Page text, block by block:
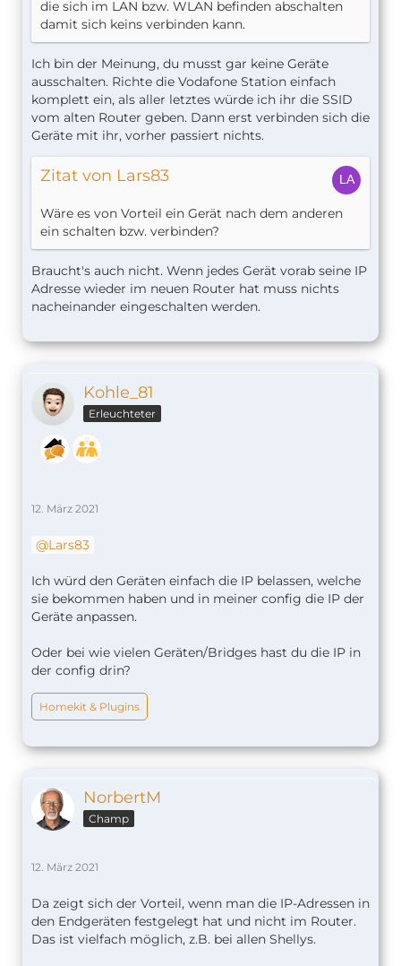
die sich im LAN bzw. WLAN befinden abschalten
damit sich keins verbinden kann.
Ich bin der Meinung, du musst gar keine Geräte
ausschalten. Richte die Vodafone Station einfach
komplett ein, als aller letztes würde ich ihr die SSID
vom alten Router geben. Dann erst verbinden sich die
Geräte mit ihr, vorher passiert nichts.
Zitat von Lars83
Wäre es von Vorteil ein Gerät nach dem anderen
ein schalten bzw. verbinden?
Braucht's auch nicht. Wenn jedes Gerät vorab seine IP
Adresse wieder im neuen Router hat muss nichts
nacheinander eingeschalten werden.
Kohle_81
Erleuchteter
12. März 2021
Lars83
Ich würd den Geräten einfach die IP belassen, welche
sie bekommen haben und in meiner config die IP der
Geräte anpassen.
Oder bei wie vielen Geräten/Bridges hast du die IP in
der config drin?
Homekit & Plugins
NorbertM
Champ
12. März 2021
Da zeigt sich der Vorteil, wenn man die IP-Adressen in
den Endgeräten festgelegt hat und nicht im Router.
Das ist vielfach möglich, z.B. bei allen Shellys.